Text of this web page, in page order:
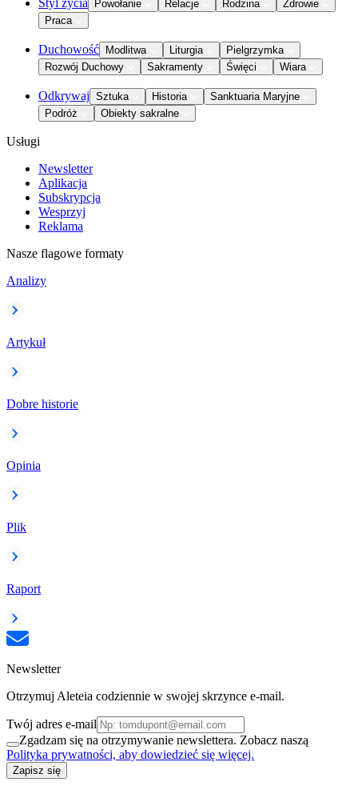
Styl życia Powołanie Relacje Rodzina
Zdrowie
Praca
Duchowość Modlitwa Liturgia
Pielgrzymka
Rozwój Duchowy
Sakramenty Święci Wiara
Odkrywaj Sztuka Historia
Sanktuaria Maryjne
Podróż
Obiekty sakralne
Usługi
Newsletter
Aplikacja
Subskrypcja
Wesprzyj
Reklama
Nasze flagowe formaty
Analizy
Artykuł
Dobre historie
Opinia
Plik
Raport
Newsletter
Otrzymuj Aleteia codziennie w swojej skrzynce e-mail.
Twój adres e-mail
Zgadzam się na otrzymywanie newslettera. Zobacz naszą
Polityka prywatności, aby dowiedzieć się więcej.
Zapisz się